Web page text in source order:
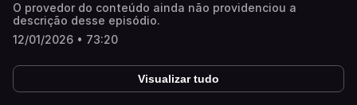
O provedor do conteúdo ainda não providenciou a
descrição desse episódio.
12/01/2026 • 73:20
Visualizar tudo